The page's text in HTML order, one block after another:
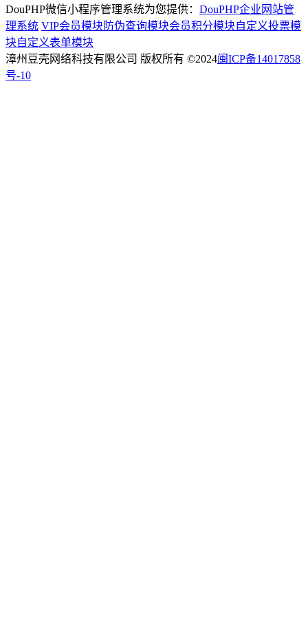
DouPHP微信小程序管理系统为您提供： DouPHP企业网站管
理系统 VIP会员模块防伪查询模块会员积分模块自定义投票模
块自定义表单模块
漳州豆壳网络科技有限公司 版权所有 ©2024闽ICP备14017858
号-10